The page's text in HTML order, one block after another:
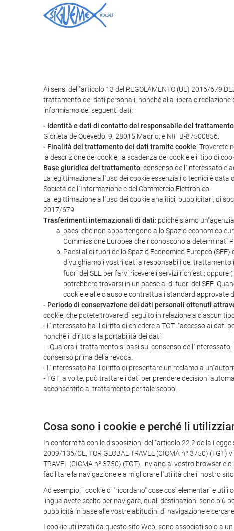
Ai sensi dell"articolo 13 del REGOLAMENTO (UE) 2016/679
trattamento dei dati personali, nonché alla libera circolazione
informiamo dei seguenti dati:
- Identità e dati di contatto del responsabile del trattamento
Glorieta de Quevedo, 9, 28015 Madrid, e NIF B-87500856.
- Finalità del trattamento dei dati tramite cookie: Troverete
la descrizione del cookie, la scadenza del cookie e il tipo di
Base giuridica del trattamento: consenso dell"interessato e
La legittimazione all"uso dei cookie essenziali o tecnici è
Società dell"Informazione e del Commercio Elettronico.
La legittimazione all"uso dei cookie analitici, pubblicitari, di
2017/679.
Trasferimenti internazionali di dati: poiché siamo
paesi che non appartengono allo Spazio economico
Commissione Europea che riconoscono a determinati
Paesi al di fuori dello Spazio Economico Europeo
divulghiamo i vostri dati a responsabili del trattamento
fuori del SEE per farvi ricevere i servizi richiesti;
potrebbero trovarsi in un paese al di fuori del SEE.
cookie e alle clausole contrattuali standard approvate
- Periodo di conservazione dei dati personali ottenuti
cookie, che potete trovare di seguito in relazione a ciascun
- L"interessato ha il diritto di chiedere a TGT l"accesso ai
nonché il diritto alla portabilità dei dati
. - Qualora il trattamento si basi sul consenso
consenso prima della revoca.
- L"interessato ha il diritto di presentare un reclamo a
- TGT, a volte, può trattare i dati per prendere decisioni
acconsentito al trattamento per tale scopo.
Cosa sono i cookie e perché li
In conformità con le disposizioni dell"articolo 22.2 della
2009/136/CE, TOR GLOBAL TRAVEL (CICMA nº 3750)
TRAVEL (CICMA nº 3750) (TGT), inviano al vostro browser
facilitare la navigazione e a migliorare l"utilità che il nostro
Ad esempio, i cookie ci "ricordano" cose così elementari e
lingua avete scelto per navigare, quali destinazioni sono più
pubblicità in base alle vostre abitudini di navigazione e
I cookie utilizzati da questo sito Web, sono associati solo a